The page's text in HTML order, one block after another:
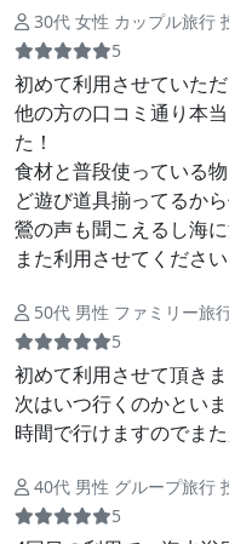
30代 女性 カップル旅行
5
初めて利用させていただ
他の方の口コミ通り本
た！
食材と普段使っている
ど遊び道具揃ってるか
鶯の声も聞こえるし海
また利用させてくださ
50代 男性 ファミリー旅
5
初めて利用させて頂き
次はいつ行くのかとい
時間で行けますのでま
40代 男性 グループ旅行
5